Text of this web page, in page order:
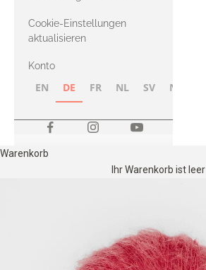
Cookie-Einstellungen
aktualisieren
Konto
EN DE FR NL SV NB
Warenkorb
Ihr Warenkorb ist leer